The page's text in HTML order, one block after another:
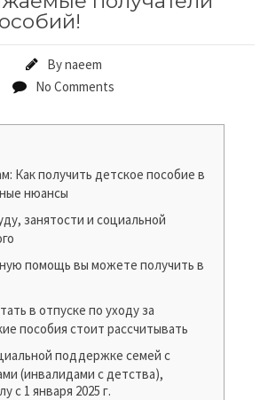
Bynaeem
No Comments
Как получить детское пособие в
нюансы
занятости и социальной
помощь вы можете получить в
в отпуске по уходу за
пособия стоит рассчитывать
поддержке семей с
(инвалидами с детства),
с 1 января 2025 г.